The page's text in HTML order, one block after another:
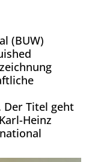
(BUW)
Titel geht
Heinz